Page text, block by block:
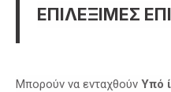
ΕΠΙΛΕΞΙΜΕΣ
Μπορούν να ενταχθούν Υπό